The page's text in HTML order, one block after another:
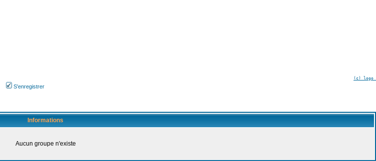
(c) logo
S'enregistrer
Informations
Aucun groupe n'existe